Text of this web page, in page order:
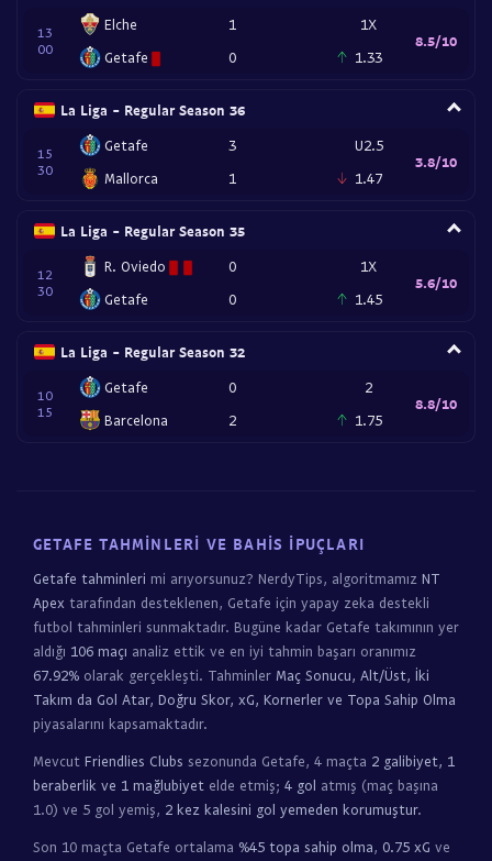
13
00
Elche
Getafe
1
0
1X
1.33
8.5/10
La Liga - Regular Season 36
15
30
Getafe
Mallorca
3
1
U2.5
1.47
3.8/10
La Liga - Regular Season 35
12
30
R. Oviedo
Getafe
0
0
1X
1.45
5.6/10
La Liga - Regular Season 32
10
15
Getafe
Barcelona
0
2
2
1.75
8.8/10
GETAFE TAHMINLERI VE BAHIS İPUÇLARI
Getafe tahminleri mi arıyorsunuz? NerdyTips, algoritmamız NT
Apex tarafından desteklenen, Getafe için yapay zeka destekli
futbol tahminleri sunmaktadır. Bugüne kadar Getafe takımının yer
aldığı 106 maçı analiz ettik ve en iyi tahmin başarı oranımız
67.92% olarak gerçekleşti. Tahminler Maç Sonucu, Alt/Üst, İki
Takım da Gol Atar, Doğru Skor, xG, Kornerler ve Topa Sahip Olma
piyasalarını kapsamaktadır.
Mevcut Friendlies Clubs sezonunda Getafe, 4 maçta 2 galibiyet, 1
beraberlik ve 1 mağlubiyet elde etmiş; 4 gol atmış (maç başına
1.0) ve 5 gol yemiş, 2 kez kalesini gol yemeden korumuştur.
Son 10 maçta Getafe ortalama %45 topa sahip olma, 0.75 xG ve